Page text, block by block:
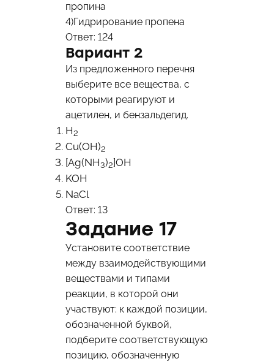
пропина
4)Гидрирование пропена
Ответ: 124
Вариант 2
Из предложенного перечня
выберите все вещества, с
которыми реагируют и
ацетилен, и бензальдегид.
H2
Cu(OH)2
[Ag(NH3)2]OH
KOH
NaCl
Ответ: 13
Задание 17
Установите соответствие
между взаимодействующими
веществами и типами
реакции, в которой они
участвуют: к каждой позиции,
обозначенной буквой,
подберите соответствующую
позицию, обозначенную